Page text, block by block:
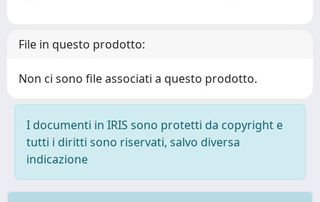
File in questo prodotto:
Non ci sono file associati a questo prodotto.
I documenti in IRIS sono protetti da copyright e
tutti i diritti sono riservati, salvo diversa
indicazione